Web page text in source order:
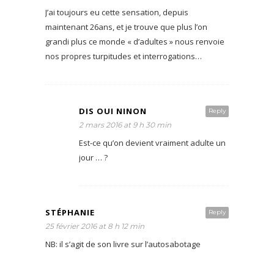
J’ai toujours eu cette sensation, depuis
maintenant 26ans, et je trouve que plus l’on
grandi plus ce monde « d’adultes » nous renvoie
nos propres turpitudes et interrogations…
Reply
DIS OUI NINON
2 mars 2016 at 9 h 30 min
Est-ce qu’on devient vraiment adulte un
jour … ?
Reply
STÉPHANIE
25 février 2016 at 8 h 12 min
NB: il s’agit de son livre sur l’autosabotage